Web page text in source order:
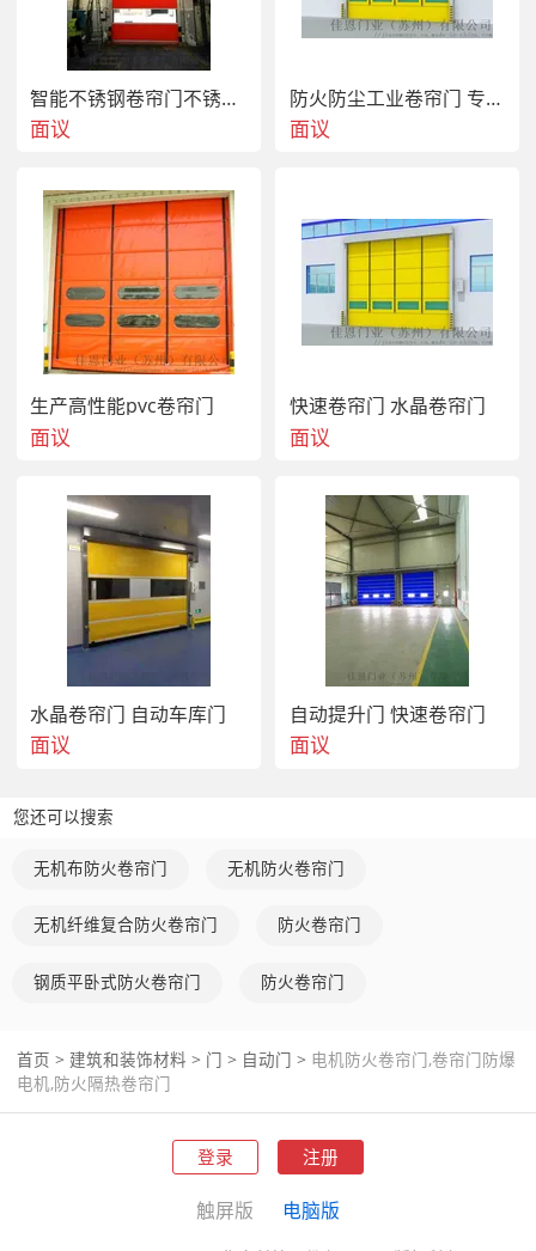
帘门自行开启。
时，门体将快速开启。
隔热卷帘门，人到达开关预置后拉动开关开启快速卷帘门。
联动互锁式，快速卷帘门与快速卷帘门之间可实现联动或互锁。
卡、指纹、密码等进入。
帘门，门体均会在设定时间内自行关闭。
4、【卷帘门防爆电机,防火隔热卷帘门】产品用途
卷帘门防爆电机,防火隔热卷帘门，使用于中小尺寸的内部门，高频
率物流通道使用。铝制防风型材与挺括的织物门帘不仅美观和牢固，
而且可承受较大负荷。织物门帘与可视窗材料均可替换，能分隔不同
温度区，防止空气对流，保证室内恒温、防虫防尘。
适用环境：
X车间外部。
制造业等。
5、【卷帘门防爆电机,防火隔热卷帘门】技术参数：
标准，卷帘门防爆电机,防火隔热卷帘门，冷扎板静电喷涂门罩、机
控制系统：进口微电脑变频控制电箱。
门帘材料：进口高密度聚脂纤维表面镀膜处理，厚度0.8mm-
1.5mm，颜色可选择。
防火级别：德国标准MZD/NBL难燃。
使用温度：-10℃+70℃/超耐寒区域-40℃。
透明视窗：进口PVC透明水晶软板，厚度1.5mm，长方形。
智能不锈钢卷帘门不锈钢卷帘门
面议
防火防尘工业卷帘门 专业打造快速门
面议
生产高性能pvc卷帘门
面议
快速卷帘门 水晶卷帘门
面议
水晶卷帘门 自动车库门
面议
自动提升门 快速卷帘门
面议
您还可以搜索
无机布防火卷帘门 无机防火卷帘门
无机纤维复合防火卷帘门 防火卷帘门
钢质平卧式防火卷帘门 防火卷帘门
首页 > 建筑和装饰材料 > 门 > 自动门 > 电机防火卷帘门,卷帘门防爆
电机,防火隔热卷帘门
登录 注册
触屏版 电脑版